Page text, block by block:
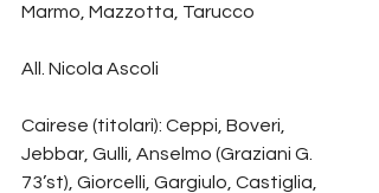
Marmo, Mazzotta, Tarucco
All. Nicola Ascoli
Cairese (titolari): Ceppi, Boveri,
Jebbar, Gulli, Anselmo (Graziani G.
73’st), Giorcelli, Gargiulo, Castiglia,